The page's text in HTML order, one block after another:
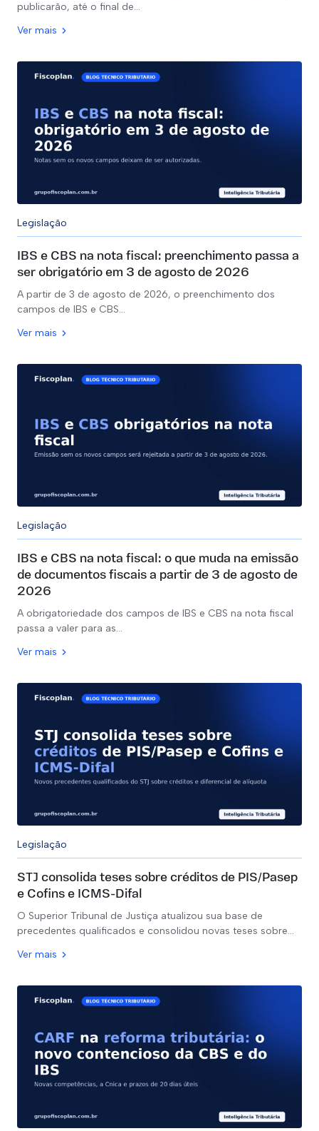
Equiparação Hospitalar - IRPJ/CSLL
publicarão, até o final de…
Ver mais
Legislação
IBS e CBS na nota fiscal: preenchimento passa a
ser obrigatório em 3 de agosto de 2026
A partir de 3 de agosto de 2026, o preenchimento dos
campos de IBS e CBS…
Ver mais
Legislação
IBS e CBS na nota fiscal: o que muda na emissão
de documentos fiscais a partir de 3 de agosto de
2026
A obrigatoriedade dos campos de IBS e CBS na nota fiscal
passa a valer para as…
Ver mais
Legislação
STJ consolida teses sobre créditos de PIS/Pasep
e Cofins e ICMS-Difal
O Superior Tribunal de Justiça atualizou sua base de
precedentes qualificados e consolidou novas teses sobre…
Ver mais